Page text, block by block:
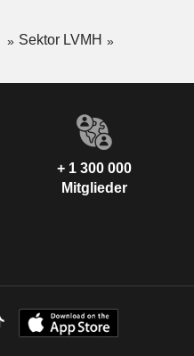
Sektor LVMH
+ 1 300 000
Mitglieder